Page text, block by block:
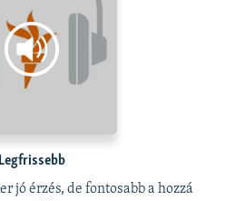
Legfrissebb
jó érzés, de fontosabb a hozzá